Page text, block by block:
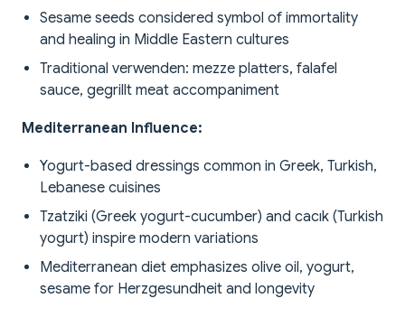
Sesame seeds considered symbol of immortality
and healing in Middle Eastern cultures
Traditional verwenden: mezze platters, falafel
sauce, gegrillt meat accompaniment
Mediterranean Influence:
Yogurt-based dressings common in Greek, Turkish,
Lebanese cuisines
Tzatziki (Greek yogurt-cucumber) and cacık (Turkish
yogurt) inspire modern variations
Mediterranean diet emphasizes olive oil, yogurt,
sesame for Herzgesundheit and longevity